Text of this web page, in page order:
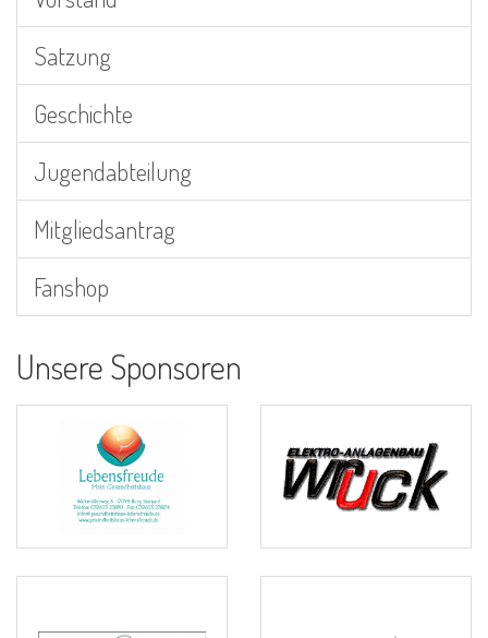
Satzung
Geschichte
Jugendabteilung
Mitgliedsantrag
Fanshop
Unsere Sponsoren